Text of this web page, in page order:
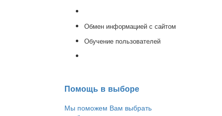
Обмен информацией с сайтом
Обучение пользователей
Помощь в выборе
Мы поможем Вам выбрать